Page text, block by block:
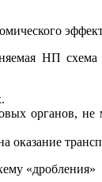
НП
органов, не